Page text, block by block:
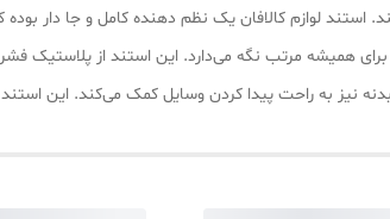
استند لوازم کالافان یک نظم دهنده کامل و جا دار
برای همیشه مرتب نگه می‌دارد. این استند از پلاستیک
نیز به راحت پیدا کردن وسایل کمک می‌کند. این